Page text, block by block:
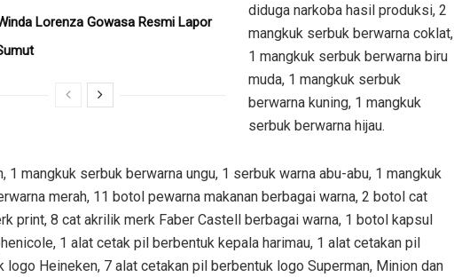
Lorenza Gowasa Resmi Lapor
diduga narkoba hasil produksi, 2
mangkuk serbuk berwarna coklat,
1 mangkuk serbuk berwarna biru
muda, 1 mangkuk serbuk
berwarna kuning, 1 mangkuk
serbuk berwarna hijau.
1 mangkuk serbuk berwarna ungu, 1 serbuk warna abu-abu, 1 mangkuk
merah, 11 botol pewarna makanan berbagai warna, 2 botol cat
print, 8 cat akrilik merk Faber Castell berbagai warna, 1 botol kapsul
1 alat cetak pil berbentuk kepala harimau, 1 alat cetakan pil
logo Heineken, 7 alat cetakan pil berbentuk logo Superman, Minion dan